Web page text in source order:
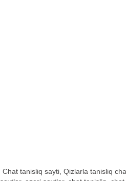
Chat tanisliq sayti, Qizlarla tanisliq